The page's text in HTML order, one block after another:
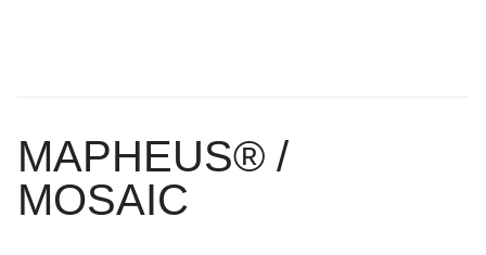
MAPHEUS® /
MOSAIC